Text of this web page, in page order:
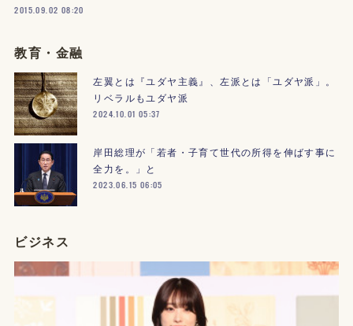
2015.09.02 08:20
教育・金融
左翼とは『ユダヤ主義』、左派とは「ユダヤ派」。
リベラルもユダヤ派
2024.10.01 05:37
岸田総理が「若者・子育て世代の所得を伸ばす事に
全力を。」と
2023.06.15 06:05
ビジネス